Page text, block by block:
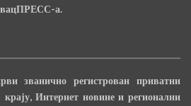
а.
званично регистрован приватни
Интернет новине и регионални